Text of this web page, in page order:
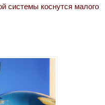
системы коснутся малого